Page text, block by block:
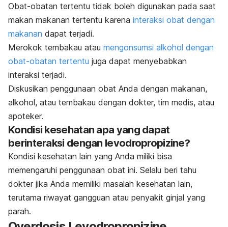
Obat-obatan tertentu tidak boleh digunakan pada saat
makan makanan tertentu karena interaksi obat dengan
makanan dapat terjadi.
Merokok tembakau atau mengonsumsi alkohol dengan
obat-obatan tertentu juga dapat menyebabkan
interaksi terjadi.
Diskusikan penggunaan obat Anda dengan makanan,
alkohol, atau tembakau dengan dokter, tim medis, atau
apoteker.
Kondisi kesehatan apa yang dapat
berinteraksi dengan levodropropizine?
Kondisi kesehatan lain yang Anda miliki bisa
memengaruhi penggunaan obat ini. Selalu beri tahu
dokter jika Anda memiliki masalah kesehatan lain,
terutama riwayat gangguan atau penyakit ginjal yang
parah.